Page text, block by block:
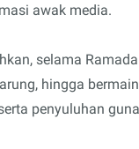
awak media.
selama
hingga
penyuluhan